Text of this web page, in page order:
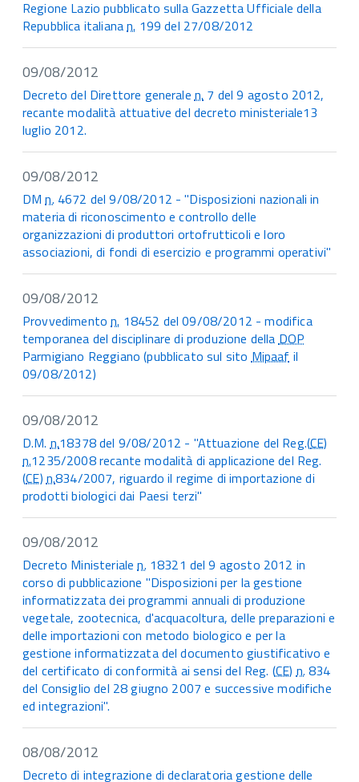
Regione Lazio pubblicato sulla Gazzetta Ufficiale della
Repubblica italianan. 199 del 27/08/2012
09/08/2012
Decreto del Direttore generalen. 7 del 9 agosto 2012,
recante modalità attuative del decreto ministeriale13
luglio 2012.
09/08/2012
DMn. 4672 del 9/08/2012 - "Disposizioni nazionali in
materia di riconoscimento e controllo delle
organizzazioni di produttori ortofrutticoli e loro
associazioni, di fondi di esercizio e programmi operativi"
09/08/2012
Provvedimenton. 18452 del 09/08/2012 - modifica
temporanea del disciplinare di produzione dellaDOP
Parmigiano Reggiano (pubblicato sul sitoMipaaf il
09/08/2012)
09/08/2012
D.M.n.18378 del 9/08/2012 - "Attuazione del Reg.(CE)
n.1235/2008 recante modalità di applicazione del Reg.
(CE)n.834/2007, riguardo il regime di importazione di
prodotti biologici dai Paesi terzi"
09/08/2012
Decreto Ministerialen. 18321 del 9 agosto 2012 in
corso di pubblicazione "Disposizioni per la gestione
informatizzata dei programmi annuali di produzione
vegetale, zootecnica, d'acquacoltura, delle preparazioni e
delle importazioni con metodo biologico e per la
gestione informatizzata del documento giustificativo e
del certificato di conformità ai sensi del Reg. (CE)n. 834
del Consiglio del 28 giugno 2007 e successive modifiche
ed integrazioni".
08/08/2012
Decreto di integrazione di declaratoria gestione delle